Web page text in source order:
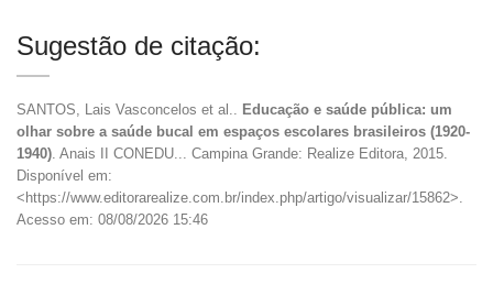
Sugestão de citação:
SANTOS, Lais Vasconcelos et al..
Educação e saúde pública: um
olhar sobre a saúde bucal em espaços escolares brasileiros (1920-
1940) . Anais II CONEDU... Campina Grande: Realize Editora, 2015.
Disponível em:
<https://www.editorarealize.com.br/index.php/artigo/visualizar/15862>.
Acesso em: 08/08/2026 15:46